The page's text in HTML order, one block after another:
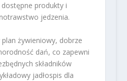
produkty i
jedzenia.
żywieniowy, dobrze
dań, co zapewni
składników
jadłospis dla